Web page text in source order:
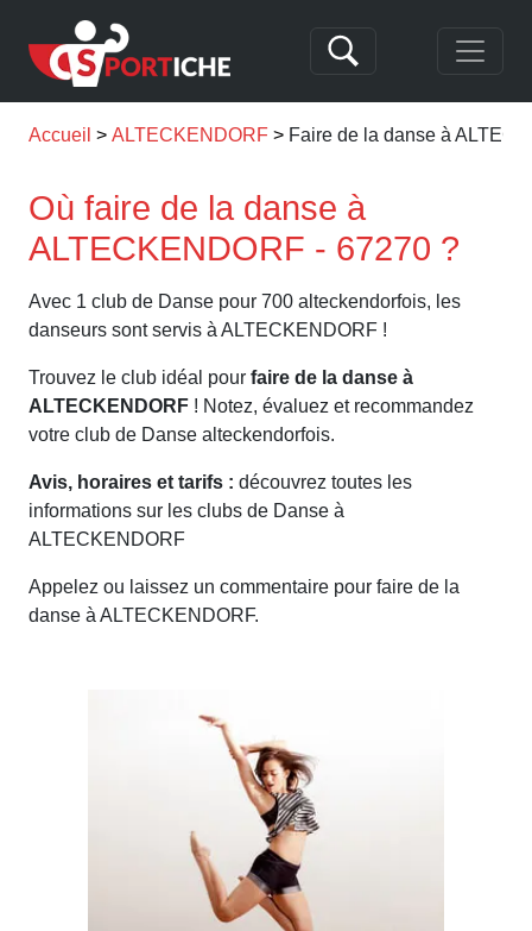
Accueil ALTECKENDORF Faire de la danse à
Où faire de la danse à
ALTECKENDORF - 67270 ?
Avec 1 club de Danse pour 700 alteckendorfois, les
danseurs sont servis à ALTECKENDORF !
Trouvez le club idéal pour faire de la danse à
ALTECKENDORF ! Notez, évaluez et recommandez
votre club de Danse alteckendorfois.
Avis, horaires et tarifs : découvrez toutes les
informations sur les clubs de Danse à
ALTECKENDORF
Appelez ou laissez un commentaire pour faire de la
danse à ALTECKENDORF.